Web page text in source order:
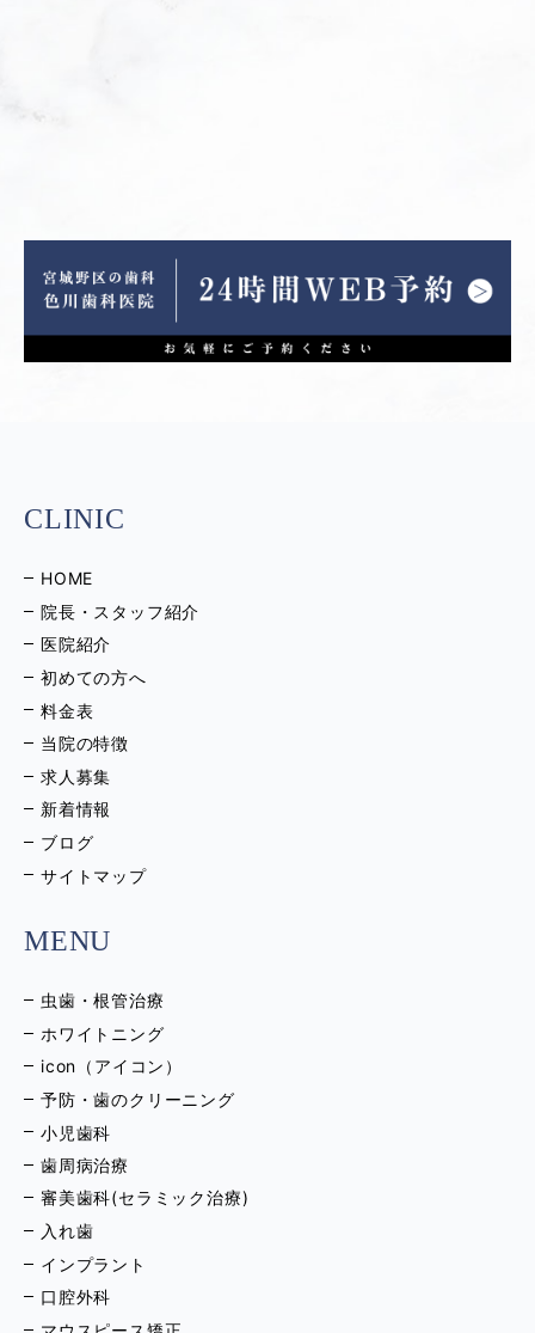
CLINIC
HOME
院長・スタッフ紹介
医院紹介
初めての方へ
料金表
当院の特徴
求人募集
新着情報
ブログ
サイトマップ
MENU
虫歯・根管治療
ホワイトニング
icon（アイコン）
予防・歯のクリーニング
小児歯科
歯周病治療
審美歯科(セラミック治療)
入れ歯
インプラント
口腔外科